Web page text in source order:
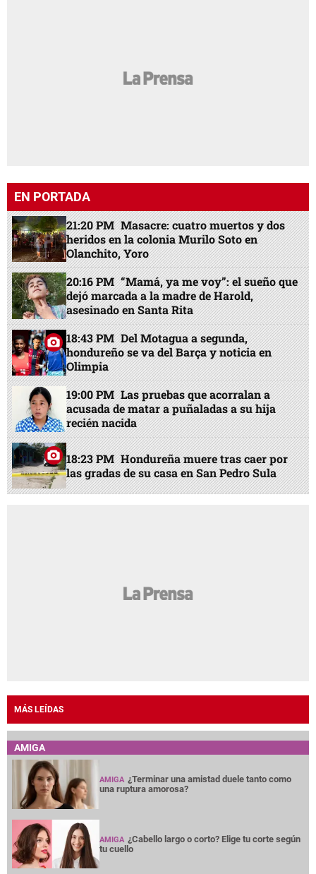
EN PORTADA
21:20 PM Masacre: cuatro muertos y dos
heridos en la colonia Murilo Soto en
Olanchito, Yoro
20:16 PM “Mamá, ya me voy”: el sueño que
dejó marcada a la madre de Harold,
asesinado en Santa Rita
18:43 PM Del Motagua a segunda,
hondureño se va del Barça y noticia en
Olimpia
19:00 PM Las pruebas que acorralan a
acusada de matar a puñaladas a su hija
recién nacida
18:23 PM Hondureña muere tras caer por
las gradas de su casa en San Pedro Sula
MÁS LEÍDAS
AMIGA
AMIGA ¿Terminar una amistad duele tanto como
una ruptura amorosa?
AMIGA ¿Cabello largo o corto? Elige tu corte según
tu cuello